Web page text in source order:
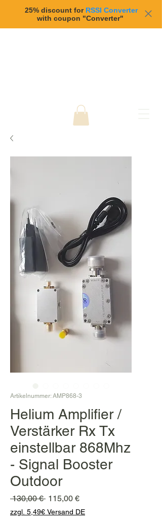
25% discount for RSSI Converter
with coupon "Converter"
Artikelnummer: AMP868-3
Helium Amplifier /
Verstärker Rx Tx
einstellbar 868Mhz
- Signal Booster
Outdoor
130,00 € Standardpreis
115,00 €Sale-
Preis
zzgl. 5,49€ Versand DE